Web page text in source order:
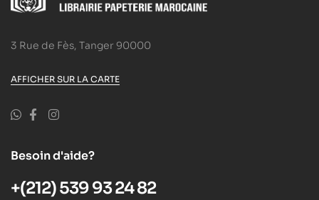
3 Rue de Fès, Tanger 90000
AFFICHER SUR LA CARTE
Besoin d'aide?
+(212) 539 93 24 82